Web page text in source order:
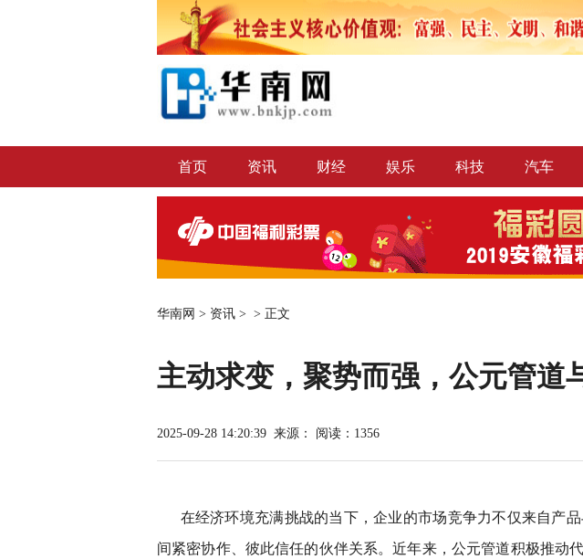
首页 资讯 财经 娱乐 科技 汽车
华南网 > 资讯 > > 正文
主动求变，聚势而强，公元管道
2025-09-28 14:20:39 来源： 阅读：1356
在经济环境充满挑战的当下，企业的市场竞争力不仅来自产品
间紧密协作、彼此信任的伙伴关系。近年来，公元管道积极推动